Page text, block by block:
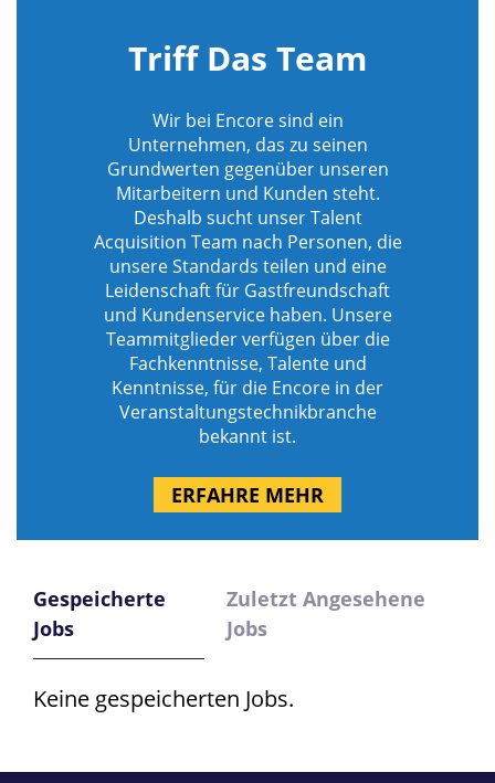
Triff Das Team
Wir bei Encore sind ein
Unternehmen, das zu seinen
Grundwerten gegenüber unseren
Mitarbeitern und Kunden steht.
Deshalb sucht unser Talent
Acquisition Team nach Personen, die
unsere Standards teilen und eine
Leidenschaft für Gastfreundschaft
und Kundenservice haben. Unsere
Teammitglieder verfügen über die
Fachkenntnisse, Talente und
Kenntnisse, für die Encore in der
Veranstaltungstechnikbranche
bekannt ist.
ERFAHRE MEHR
Gespeicherte
Jobs
Zuletzt Angesehene
Jobs
Keine gespeicherten Jobs.